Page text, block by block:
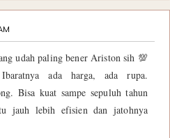
udah paling bener Ariston sih 💯
ada harga, ada rupa.
Bisa kuat sampe sepuluh tahun
jauh lebih efisien dan jatohnya